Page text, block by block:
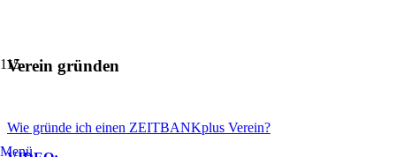
Menü
Verein gründen
Wie gründe ich einen ZEITBANKplus Verein?